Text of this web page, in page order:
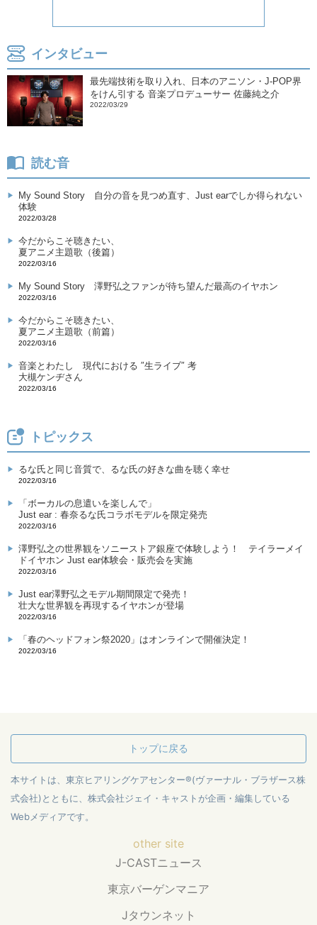
インタビュー
最先端技術を取り入れ、日本のアニソン・J-POP界
をけん引する 音楽プロデューサー 佐藤純之介
2022/03/29
読む音
My Sound Story 自分の音を見つめ直す、Just earでしか得られない
体験
2022/03/28
今だからこそ聴きたい、
夏アニメ主題歌（後篇）
2022/03/16
My Sound Story 澤野弘之ファンが待ち望んだ最高のイヤホン
2022/03/16
今だからこそ聴きたい、
夏アニメ主題歌（前篇）
2022/03/16
音楽とわたし 現代における ″生ライブ″ 考
大槻ケンヂさん
2022/03/16
トピックス
るな氏と同じ音質で、るな氏の好きな曲を聴く幸せ
2022/03/16
「ボーカルの息遣いを楽しんで」
Just ear : 春奈るな氏コラボモデルを限定発売
2022/03/16
澤野弘之の世界観をソニーストア銀座で体験しよう！ テイラーメイ
ドイヤホン Just ear体験会・販売会を実施
2022/03/16
Just ear澤野弘之モデル期間限定で発売！
壮大な世界観を再現するイヤホンが登場
2022/03/16
「春のヘッドフォン祭2020」はオンラインで開催決定！
2022/03/16
トップに戻る
本サイトは、東京ヒアリングケアセンター®(ヴァーナル・ブラザース株
式会社)とともに、株式会社ジェイ・キャストが企画・編集している
Webメディアです。
other site
J-CASTニュース
東京バーゲンマニア
Jタウンネット